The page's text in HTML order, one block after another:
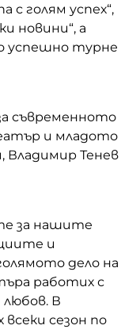
с голям успех“,
новини“, а
успешно турне
съвременното
и младото
Владимир Тенев
за нашите
и
дело на
работих с
любов. В
сезон по